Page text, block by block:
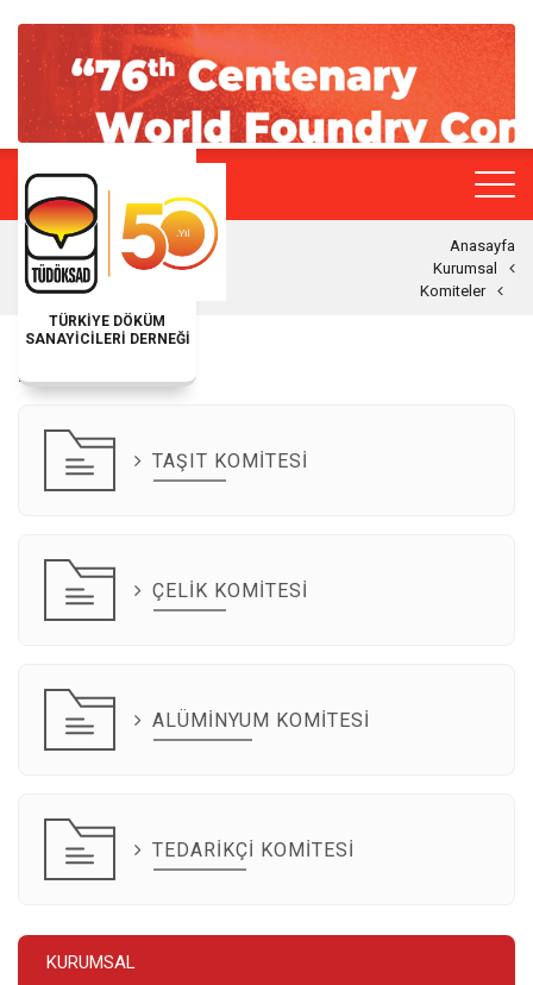
TÜRKİYE DÖKÜM
SANAYİCİLERİ DERNEĞİ
Anasayfa
Kurumsal
Komiteler
KOMITELER
TAŞIT KOMITESI
ÇELIK KOMITESI
ALÜMINYUM KOMITESI
TEDARIKÇI KOMITESI
KURUMSAL